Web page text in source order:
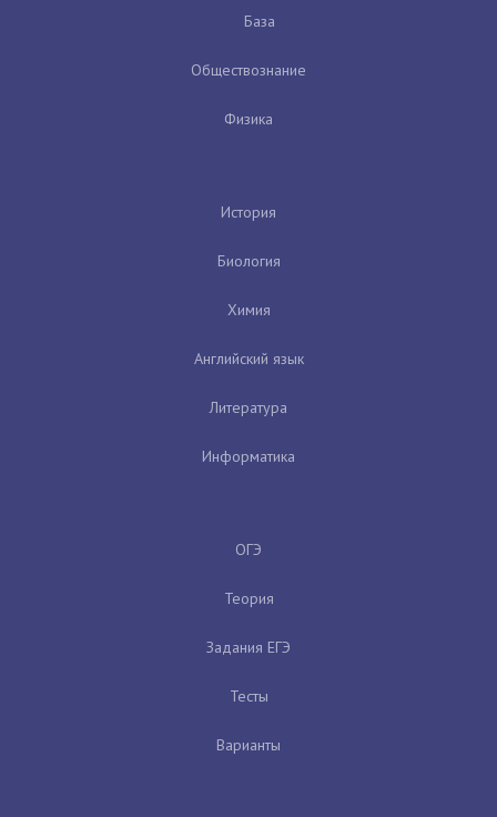
База
Обществознание
Физика
История
Биология
Химия
Английский язык
Литература
Информатика
ОГЭ
Теория
Задания ЕГЭ
Тесты
Варианты